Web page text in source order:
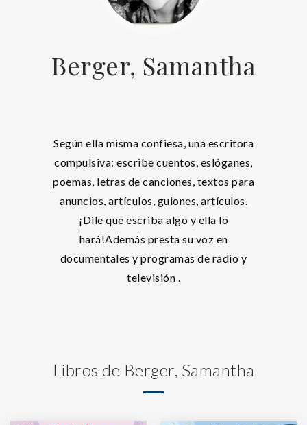
Berger, Samantha
Según ella misma confiesa, una escritora
compulsiva: escribe cuentos, eslóganes,
poemas, letras de canciones, textos para
anuncios, artículos, guiones, artículos.
¡Dile que escriba algo y ella lo
hará!Además presta su voz en
documentales y programas de radio y
televisión .
Libros de Berger, Samantha